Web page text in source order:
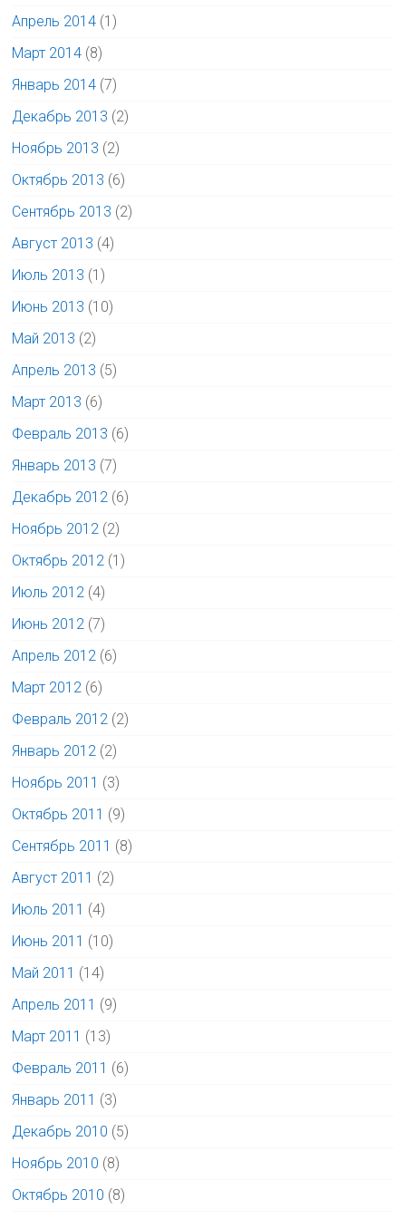
Апрель 2014 (1)
Март 2014 (8)
Январь 2014 (7)
Декабрь 2013 (2)
Ноябрь 2013 (2)
Октябрь 2013 (6)
Сентябрь 2013 (2)
Август 2013 (4)
Июль 2013 (1)
Июнь 2013 (10)
Май 2013 (2)
Апрель 2013 (5)
Март 2013 (6)
Февраль 2013 (6)
Январь 2013 (7)
Декабрь 2012 (6)
Ноябрь 2012 (2)
Октябрь 2012 (1)
Июль 2012 (4)
Июнь 2012 (7)
Апрель 2012 (6)
Март 2012 (6)
Февраль 2012 (2)
Январь 2012 (2)
Ноябрь 2011 (3)
Октябрь 2011 (9)
Сентябрь 2011 (8)
Август 2011 (2)
Июль 2011 (4)
Июнь 2011 (10)
Май 2011 (14)
Апрель 2011 (9)
Март 2011 (13)
Февраль 2011 (6)
Январь 2011 (3)
Декабрь 2010 (5)
Ноябрь 2010 (8)
Октябрь 2010 (8)